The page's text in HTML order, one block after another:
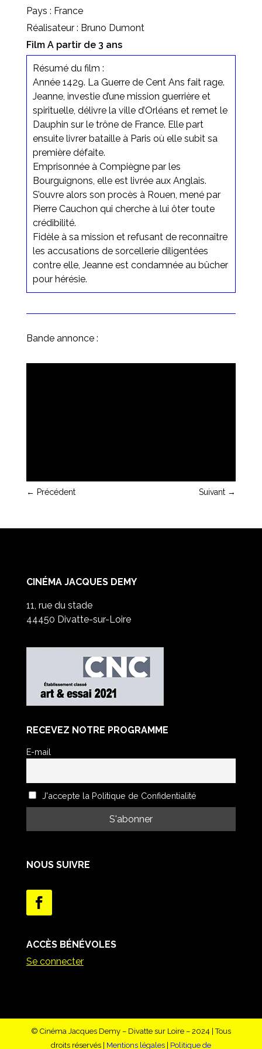
Pays : France
Réalisateur : Bruno Dumont
Film A partir de 3 ans
Résumé du film :
Année 1429. La Guerre de Cent Ans fait rage.
Jeanne, investie d’une mission guerrière et
spirituelle, délivre la ville d’Orléans et remet le
Dauphin sur le trône de France. Elle part
ensuite livrer bataille à Paris où elle subit sa
première défaite.
Emprisonnée à Compiègne par les
Bourguignons, elle est livrée aux Anglais.
S’ouvre alors son procès à Rouen, mené par
Pierre Cauchon qui cherche à lui ôter toute
crédibilité.
Fidèle à sa mission et refusant de reconnaître
les accusations de sorcellerie diligentées
contre elle, Jeanne est condamnée au bûcher
pour hérésie.
Bande annonce :
← Précédent Suivant →
CINÉMA JACQUES DEMY
11, rue du stade
44450 Divatte-sur-Loire
RECEVEZ NOTRE PROGRAMME
E-mail
J'accepte la Politique de Confidentialité
NOUS SUIVRE
ACCÈS BÉNÉVOLES
Se connecter
© Cinéma Jacques Demy – Divatte sur Loire – 2024 | Tous
droits réservés | Mentions légales| Politique de